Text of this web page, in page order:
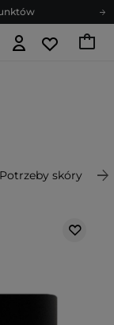
Potrzeby skóry